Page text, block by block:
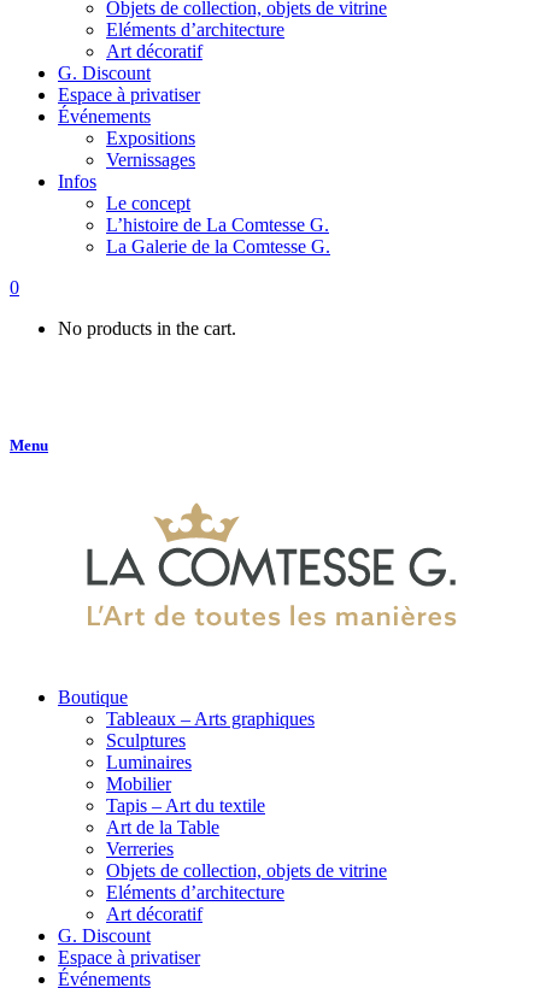
Objets de collection, objets de vitrine
Eléments d’architecture
Art décoratif
G. Discount
Espace à privatiser
Événements
Expositions
Vernissages
Infos
Le concept
L’histoire de La Comtesse G.
La Galerie de la Comtesse G.
0
No products in the cart.
Menu
Boutique
Tableaux – Arts graphiques
Sculptures
Luminaires
Mobilier
Tapis – Art du textile
Art de la Table
Verreries
Objets de collection, objets de vitrine
Eléments d’architecture
Art décoratif
G. Discount
Espace à privatiser
Événements